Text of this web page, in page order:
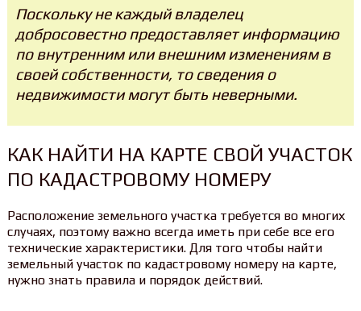
Поскольку не каждый владелец
добросовестно предоставляет информацию
по внутренним или внешним изменениям в
своей собственности, то сведения о
недвижимости могут быть неверными.
КАК НАЙТИ НА КАРТЕ СВОЙ УЧАСТОК
ПО КАДАСТРОВОМУ НОМЕРУ
Расположение земельного участка требуется во многих
случаях, поэтому важно всегда иметь при себе все его
технические характеристики. Для того чтобы найти
земельный участок по кадастровому номеру на карте,
нужно знать правила и порядок действий.